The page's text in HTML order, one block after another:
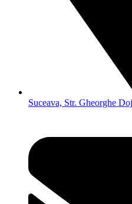
Suceava, Str. Gheorghe